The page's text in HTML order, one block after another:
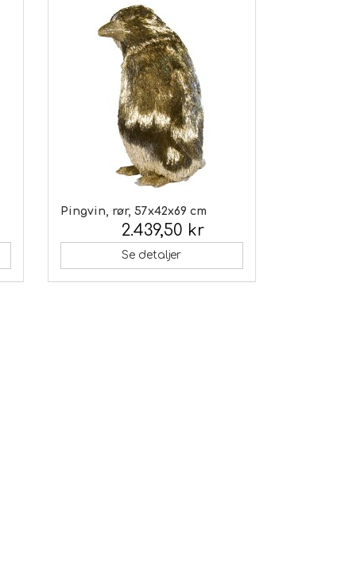
Pingvin, rør, 57x42x69 cm
2.439,50 kr
Se detaljer